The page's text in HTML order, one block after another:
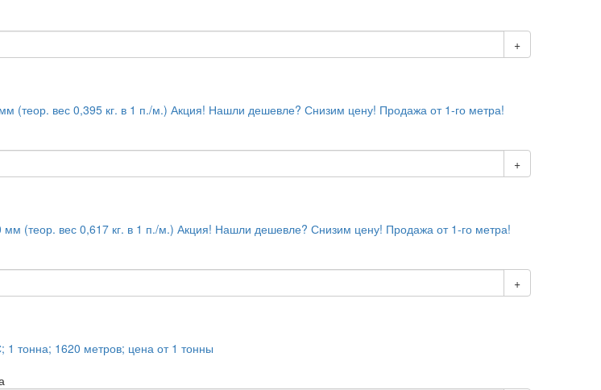
+
(теор. вес 0,395 кг. в 1 п./м.) Акция! Нашли дешевле? Снизим цену! Продажа от 1-го метра!
+
(теор. вес 0,617 кг. в 1 п./м.) Акция! Нашли дешевле? Снизим цену! Продажа от 1-го метра!
+
тонна; 1620 метров; цена от 1 тонны